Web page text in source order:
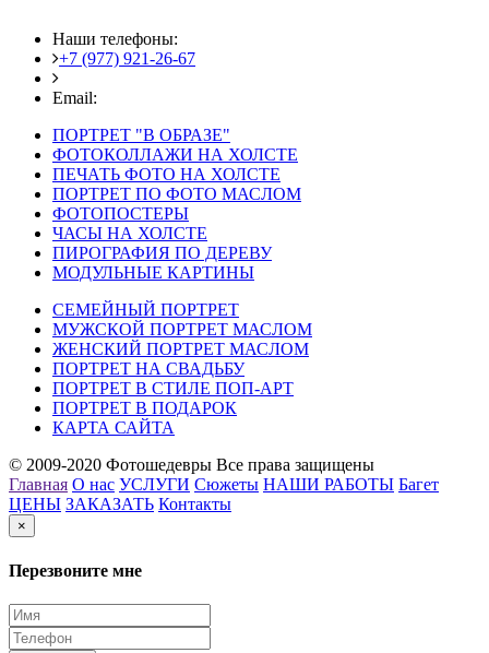
Наши телефоны:
+7 (977) 921-26-67
Email:
ПОРТРЕТ "В ОБРАЗЕ"
ФОТОКОЛЛАЖИ НА ХОЛСТЕ
ПЕЧАТЬ ФОТО НА ХОЛСТЕ
ПОРТРЕТ ПО ФОТО МАСЛОМ
ФОТОПОСТЕРЫ
ЧАСЫ НА ХОЛСТЕ
ПИРОГРАФИЯ ПО ДЕРЕВУ
МОДУЛЬНЫЕ КАРТИНЫ
СЕМЕЙНЫЙ ПОРТРЕТ
МУЖСКОЙ ПОРТРЕТ МАСЛОМ
ЖЕНСКИЙ ПОРТРЕТ МАСЛОМ
ПОРТРЕТ НА СВАДЬБУ
ПОРТРЕТ В СТИЛЕ ПОП-АРТ
ПОРТРЕТ В ПОДАРОК
КАРТА САЙТА
© 2009-2020 Фотошедевры Все права защищены
Главная О нас УСЛУГИ Сюжеты НАШИ РАБОТЫ Багет
ЦЕНЫ ЗАКАЗАТЬ Контакты
×
Перезвоните мне